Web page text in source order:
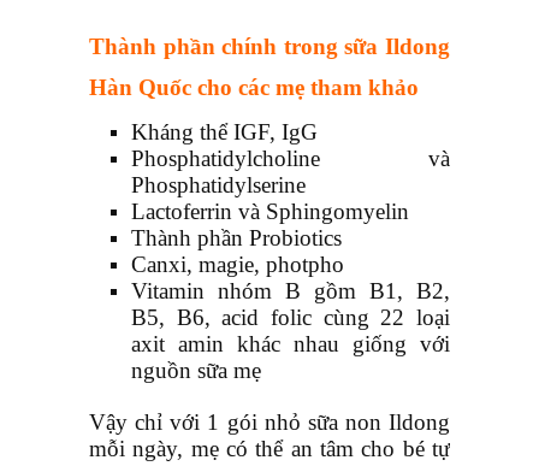
Thành phần chính trong sữa Ildong
Hàn Quốc cho các mẹ tham khảo
Kháng thể IGF, IgG
Phosphatidylcholine và
Phosphatidylserine
Lactoferrin và Sphingomyelin
Thành phần Probiotics
Canxi, magie, photpho
Vitamin nhóm B gồm B1, B2,
B5, B6, acid folic cùng 22 loại
axit amin khác nhau giống với
nguồn sữa mẹ
Vậy chỉ với 1 gói nhỏ sữa non Ildong
mỗi ngày, mẹ có thể an tâm cho bé tự